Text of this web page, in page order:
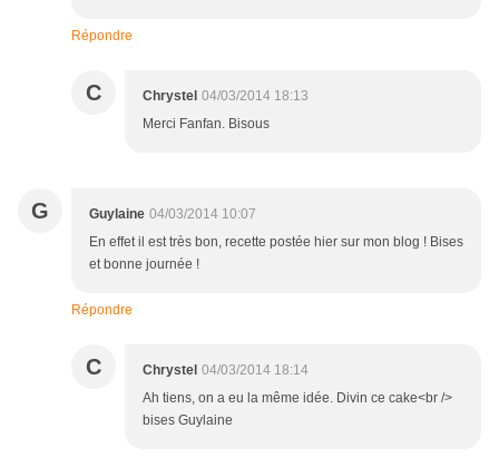
Répondre
C Chrystel 04/03/2014 18:13
Merci Fanfan. Bisous
G Guylaine 04/03/2014 10:07
En effet il est très bon, recette postée hier sur mon blog ! Bises
et bonne journée !
Répondre
C Chrystel 04/03/2014 18:14
Ah tiens, on a eu la même idée. Divin ce cake<br />
bises Guylaine